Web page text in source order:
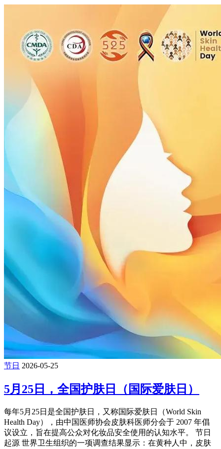
节日 2026-05-25
5月25日，全国护肤日（国际爱肤日）
每年5月25日是全国护肤日，又称国际爱肤日（World Skin
Health Day），由‌中国医师协会皮肤科医师分会‌于 2007 年倡
议设立，旨在提高公众对化妆品安全使用的认知水平。‌‌ 节日
起源 世界卫生组织的一项调查结果显示：在黄种人中，皮肤